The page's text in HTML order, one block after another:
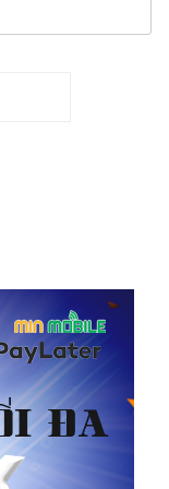
tính năng của
ra, iPhone
kích thước lên
nits giúp máy
dù đang ở môi